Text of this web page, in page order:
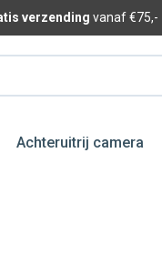
verzending vanaf €75,-
Achteruitrij camera